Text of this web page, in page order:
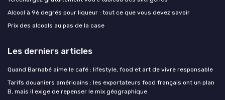
Alcool à 96 degrés pour liqueur : tout ce que vous devez savoir
Prix des alcools au pas de la case
Les derniers articles
Quand Barnabé aime le café : lifestyle, food et art de vivre responsable
Tarifs douaniers américains : les exportateurs food français ont un plan
B, mais il exige de repenser le mix géographique